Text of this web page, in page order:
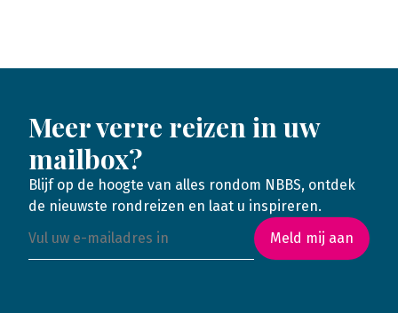
Meer verre reizen in uw
mailbox?
Blijf op de hoogte van alles rondom NBBS, ontdek
de nieuwste rondreizen en laat u inspireren.
Meld mij aan